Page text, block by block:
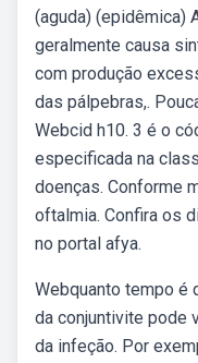
(aguda) (epidêmica)
geralmente causa
com produção
das pálpebras,.
Webcid h10. 3 é o
especificada na
doenças. Conforme
oftalmia. Confira os
no portal afya.
Webquanto tempo é
da conjuntivite pode
da infeção. Por